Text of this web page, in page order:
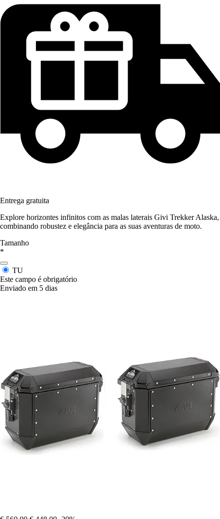
Entrega gratuita
Explore horizontes infinitos com as malas laterais Givi Trekker Alaska,
combinando robustez e elegância para as suas aventuras de moto.
Tamanho
*
TU
Este campo é obrigatório
Enviado em 5 dias